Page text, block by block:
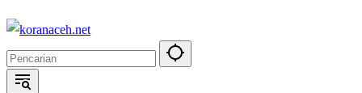
Langsung
konten